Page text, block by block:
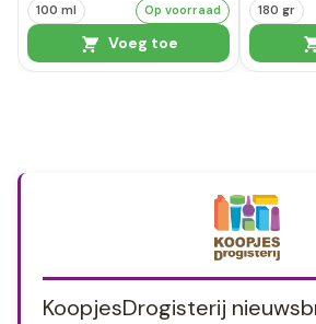
100 ml Op voorraad
Voeg toe
180 gr
KoopjesDrogisterij